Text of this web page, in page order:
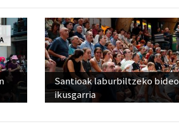
Santioak laburbiltzeko bideo
ikusgarria